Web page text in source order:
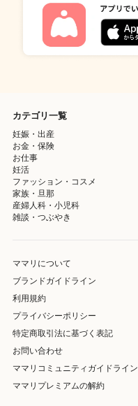
カテゴリ一覧
妊娠・出産
お金・保険
お仕事
妊活
ファッション・コスメ
家族・旦那
産婦人科・小児科
雑談・つぶやき
ママリについて
ブランドガイドライン
利用規約
プライバシーポリシー
特定商取引法に基づく表記
お問い合わせ
ママリコミュニティガイドライン
ママリプレミアムの解約